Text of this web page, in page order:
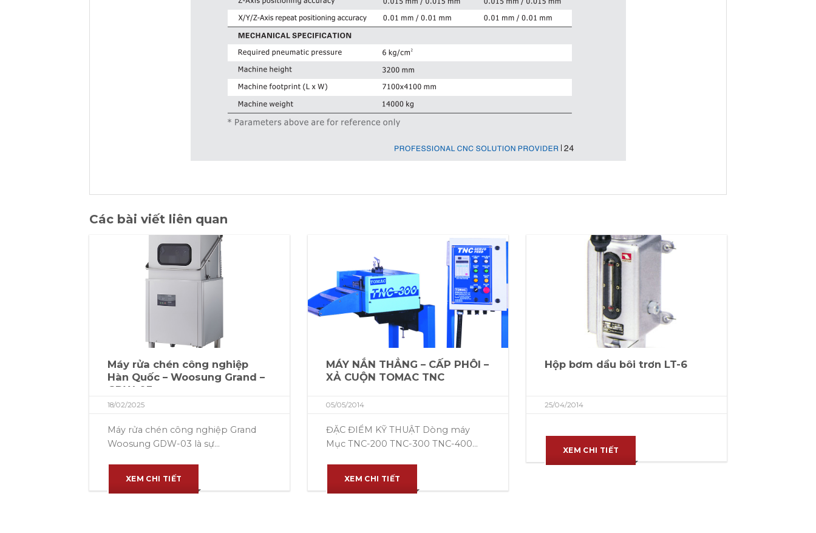
Các bài viết liên quan
Máy rửa chén công nghiệp
Hàn Quốc – Woosung Grand –
GDW-03
18/02/2025
Máy rửa chén công nghiệp Grand
Woosung GDW-03 là sự...
XEM CHI TIẾT
MÁY NẮN THẲNG – CẤP PHÔI –
XẢ CUỘN TOMAC TNC
05/05/2014
ĐẶC ĐIỂM KỸ THUẬT Dòng máy
Mục TNC-200 TNC-300 TNC-400...
XEM CHI TIẾT
Hộp bơm dầu bôi trơn LT-6
25/04/2014
XEM CHI TIẾT